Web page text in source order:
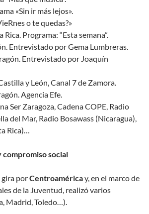
«Sin ir más lejos».
o te quedas?»
Programa: “Esta semana”.
Entrevistado por Gema Lumbreras.
Entrevistado por Joaquín
y León, Canal 7 de Zamora.
Agencia Efe.
Ser Zaragoza, Cadena COPE, Radio
del Mar, Radio Bosawass (Nicaragua),
Rica)…
compromiso social
gira porCentroaméricay, en el marco de
de la Juventud, realizó varios
Madrid, Toledo…).